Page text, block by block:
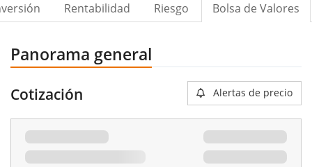
Rentabilidad Riesgo Bolsa de Valores
Panorama general
Cotización Alertas de precio